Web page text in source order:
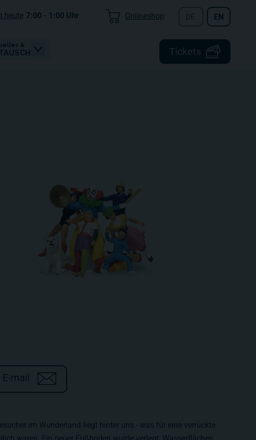
Tickets
&
heute 7:00 - 1:00 Uhr Onlineshop EN
E-mail
im Wunderland liegt hinter uns - was für eine verrückte